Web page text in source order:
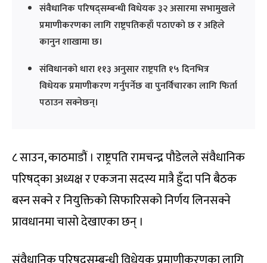
संवैधानिक परिषद्सम्बन्धी विधेयक ३२ असारमा सभामुखले
प्रमाणीकरणका लागि राष्ट्रपतिकहाँ पठाएको छ र अहिले
कानुन शाखामा छ।
संविधानको धारा ११३ अनुसार राष्ट्रपति १५ दिनभित्र
विधेयक प्रमाणीकरण गर्नुपर्नेछ वा पुनर्विचारका लागि फिर्ता
पठाउन सक्नेछन्।
८ साउन, काठमाडौं । राष्ट्रपति रामचन्द्र पौडेलले संवैधानिक
परिषद्का अध्यक्ष र एकजना सदस्य मात्रै हुँदा पनि बैठक
बस्न सक्ने र नियुक्तिको सिफारिसको निर्णय लिनसक्ने
प्रावधानमा चासो देखाएका छन् ।